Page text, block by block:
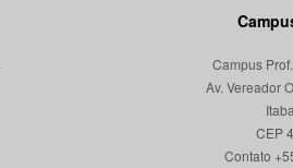
Campus
Av. Vereador
CEP